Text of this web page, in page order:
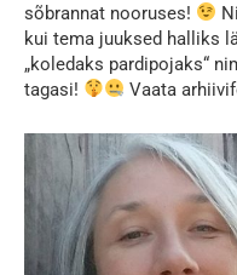
sõbrannat nooruses!
kui tema juuksed halliks
„koledaks pardipojaks“
tagasi!
Vaata